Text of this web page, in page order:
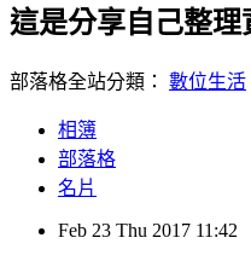
這是分享自己整理
部落格全站分類： 數位生活
相簿
部落格
名片
Feb 23 Thu 2017 11:42